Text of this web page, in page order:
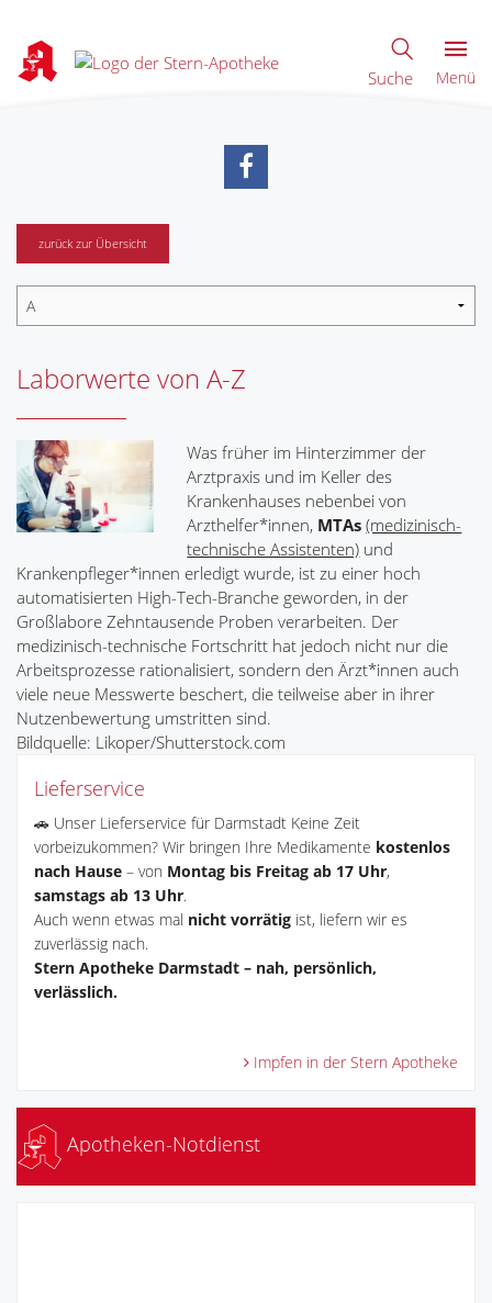
Suche Menü
zurück zur Übersicht
Laborwerte von A-Z
Was früher im Hinterzimmer der
Arztpraxis und im Keller des
Krankenhauses nebenbei von
Arzthelfer*innen, MTAs (medizinisch-
technische Assistenten) und
Krankenpfleger*innen erledigt wurde, ist zu einer hoch
automatisierten High-Tech-Branche geworden, in der
Großlabore Zehntausende Proben verarbeiten. Der
medizinisch-technische Fortschritt hat jedoch nicht nur die
Arbeitsprozesse rationalisiert, sondern den Ärzt*innen auch
viele neue Messwerte beschert, die teilweise aber in ihrer
Nutzenbewertung umstritten sind.
Bildquelle: Likoper/Shutterstock.com
Lieferservice
🚗 Unser Lieferservice für Darmstadt Keine Zeit
vorbeizukommen? Wir bringen Ihre Medikamente kostenlos
nach Hause – von Montag bis Freitag ab 17 Uhr,
samstags ab 13 Uhr.
Auch wenn etwas mal nicht vorrätig ist, liefern wir es
zuverlässig nach.
Stern Apotheke Darmstadt – nah, persönlich,
verlässlich.
Impfen in der Stern Apotheke
Apotheken-Notdienst